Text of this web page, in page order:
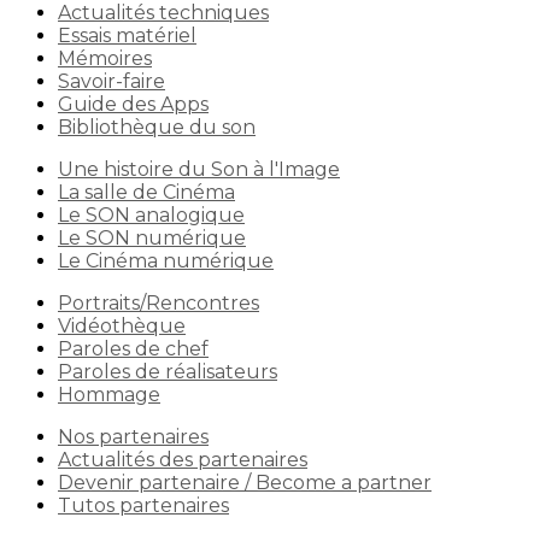
Actualités techniques
Essais matériel
Mémoires
Savoir-faire
Guide des Apps
Bibliothèque du son
Une histoire du Son à l'Image
La salle de Cinéma
Le SON analogique
Le SON numérique
Le Cinéma numérique
Portraits/Rencontres
Vidéothèque
Paroles de chef
Paroles de réalisateurs
Hommage
Nos partenaires
Actualités des partenaires
Devenir partenaire / Become a partner
Tutos partenaires